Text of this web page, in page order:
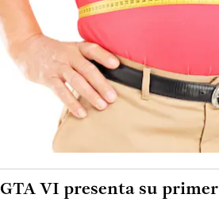
GTA VI presenta su